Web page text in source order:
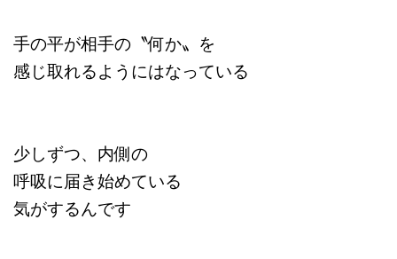
手の平が相手の〝何か〟を
感じ取れるようにはなっている
少しずつ、内側の
呼吸に届き始めている
気がするんです